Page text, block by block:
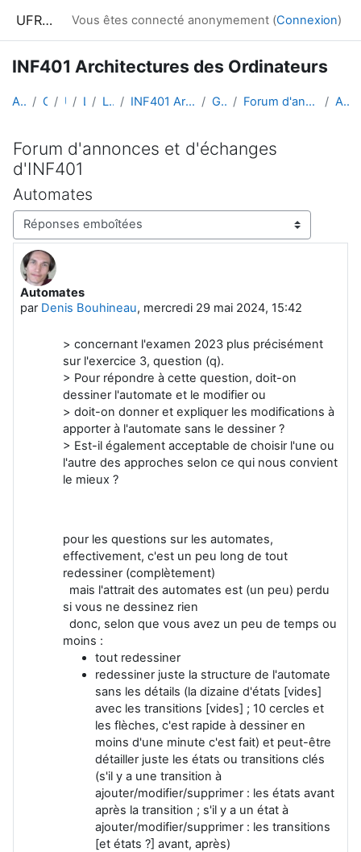
UFRIM²AG : Moodle Vous êtes connecté anonymement (Connexion)
INF401 Architectures des Ordinateurs
Accueil Cours UGA L.S.T Licence 2 INF401 Architectures des Ordinateurs Généralités Forum d'annonces et d'échanges d'INF401 Automates
Forum d'annonces et d'échanges
d'INF401
Automates
Type d’affichage
Automates
par Denis Bouhineau, mercredi 29 mai 2024, 15:42
Nombre de réponses : 0
> concernant l'examen 2023 plus précisément
sur l'exercice 3, question (q).
> Pour répondre à cette question, doit-on
dessiner l'automate et le modifier ou
> doit-on donner et expliquer les modifications à
apporter à l'automate sans le dessiner ?
> Est-il également acceptable de choisir l'une ou
l'autre des approches selon ce qui nous convient
le mieux ?
pour les questions sur les automates,
effectivement, c'est un peu long de tout
redessiner (complètement)
mais l'attrait des automates est (un peu) perdu
si vous ne dessinez rien
donc, selon que vous avez un peu de temps ou
moins :
tout redessiner
redessiner juste la structure de l'automate
sans les détails (la dizaine d'états [vides]
avec les transitions [vides] ; 10 cercles et
les flèches, c'est rapide à dessiner en
moins d'une minute c'est fait) et peut-être
détailler juste les états ou transitions clés
(s'il y a une transition à
ajouter/modifier/supprimer : les états avant
après la transition ; s'il y a un état à
ajouter/modifier/supprimer : les transitions
[et états ?] avant, après)